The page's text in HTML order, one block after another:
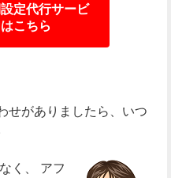
定代行サービ
こちら
せがありましたら、いつ
く、
アフ